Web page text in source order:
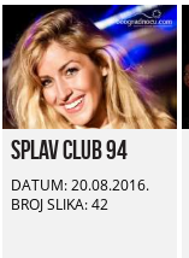
Splav Club 94
DATUM: 20.08.2016.
BROJ SLIKA: 42